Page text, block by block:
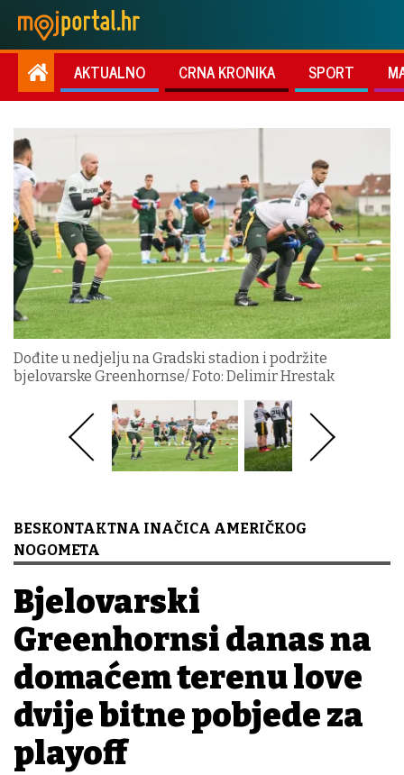
AKTUALNO CRNA KRONIKA SPORT
Dođite u nedjelju na Gradski stadion i podržite
bjelovarske Greenhornse/ Foto: Delimir Hrestak
BESKONTAKTNA INAČICA AMERIČKOG
NOGOMETA
Bjelovarski
Greenhornsi danas na
domaćem terenu love
dvije bitne pobjede za
playoff